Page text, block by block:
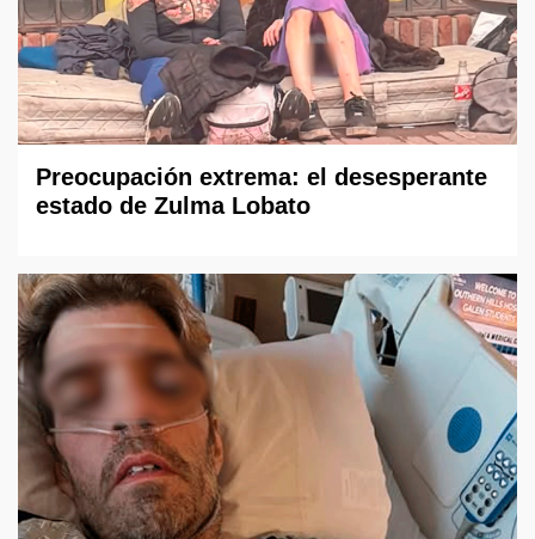
Preocupación extrema: el desesperante
estado de Zulma Lobato